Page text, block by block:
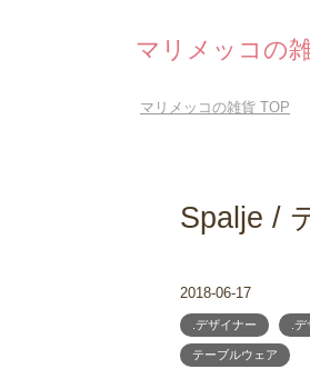
マリメッコの
マリメッコの雑貨 TOP
Spalje /
2018-06-17
.デザイナー .
テーブルウェア